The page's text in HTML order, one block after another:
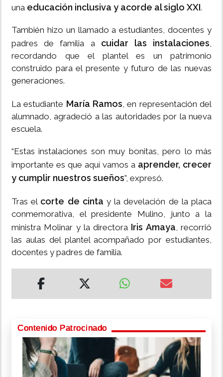
una educación inclusiva y acorde al siglo XXI.
También hizo un llamado a estudiantes, docentes y
padres de familia a cuidar las instalaciones,
recordando que el plantel es un patrimonio
construido para el presente y futuro de las nuevas
generaciones.
La estudiante María Ramos, en representación del
alumnado, agradeció a las autoridades por la nueva
escuela.
“Estas instalaciones son muy bonitas, pero lo más
importante es que aquí vamos a aprender, crecer
y cumplir nuestros sueños”, expresó.
Tras el corte de cinta y la develación de la placa
conmemorativa, el presidente Mulino, junto a la
ministra Molinar y la directora Iris Amaya, recorrió
las aulas del plantel acompañado por estudiantes,
docentes y padres de familia.
Contenido Patrocinado